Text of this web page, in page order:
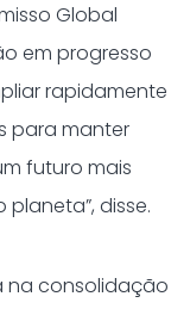
Global
em progresso
rapidamente
para manter
futuro mais
disse.
na consolidação